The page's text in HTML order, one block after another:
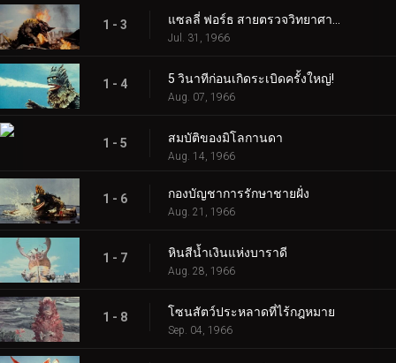
1 - 3
Jul. 31, 1966
1 - 4 5 วินาทีก่อนเกิดระเบิดครั้งใหญ่!
Aug. 07, 1966
1 - 5 สมบัติของมิโลกานดา
Aug. 14, 1966
1 - 6 กองบัญชาการรักษาชายฝั่ง
Aug. 21, 1966
1 - 7 หินสีน้ำเงินแห่งบาราดี
Aug. 28, 1966
1 - 8 โซนสัตว์ประหลาดที่ไร้กฎหมาย
Sep. 04, 1966